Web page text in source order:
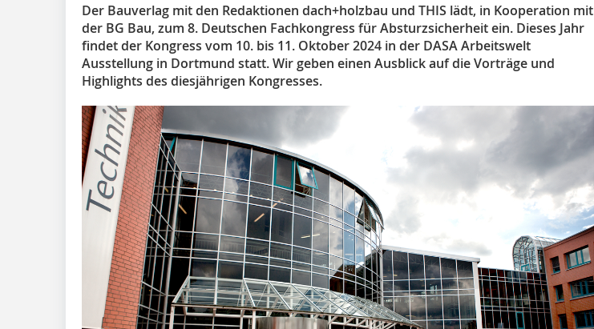
Der Bauverlag mit den Redaktionen dach+holzbau und THIS lädt, in Kooperation mit
der BG Bau, zum 8. Deutschen Fachkongress für Absturzsicherheit ein. Dieses Jahr
findet der Kongress vom 10. bis 11. Oktober 2024 in der DASA Arbeitswelt
Ausstellung in Dortmund statt. Wir geben einen Ausblick auf die Vorträge und
Highlights des diesjährigen Kongresses.